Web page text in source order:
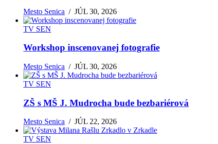
Mesto Senica /JÚL 30, 2026
TV SEN
Workshop inscenovanej fotografie
Mesto Senica /JÚL 30, 2026
TV SEN
ZŠ s MŠ J. Mudrocha bude bezbariérová
Mesto Senica /JÚL 22, 2026
TV SEN